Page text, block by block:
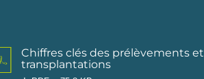
Chiffres clés des prélèvements et
transplantations